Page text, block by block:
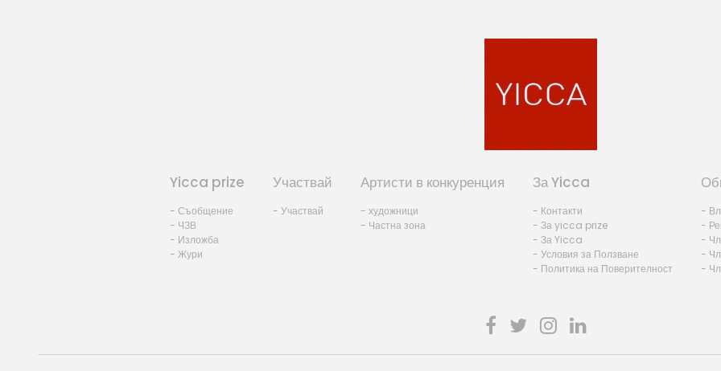
Yicca prize
- Съобщение
- ЧЗВ
- Изложба
- Жури
Участвай
- Участвай
Артисти в конкуренция
- художници
- Частна зона
За Yicca
- Контакти
- За yicca prize
- За Yicca
- Условия за Ползване
- Политика на Поверителност
-
-
-
-
-